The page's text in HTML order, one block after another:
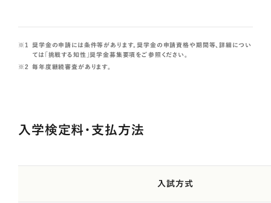
奨学金の申請には条件等があります。奨学金の申請資格や期間等、詳細につい
ては「挑戦する知性」奨学金募集要項をご参照ください。
毎年度継続審査があります。
入学検定料・支払方法
入試方式